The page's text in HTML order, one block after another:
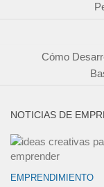
Cómo
NOTICIAS DE
EMPRENDIMIENTO